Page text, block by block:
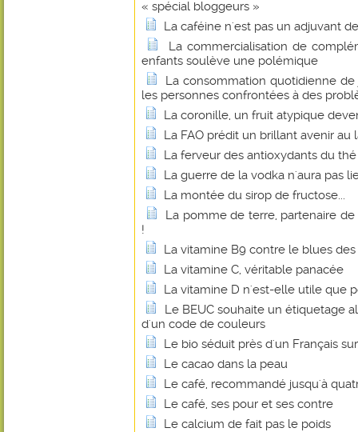
« spécial bloggeurs »
La caféine n'est pas un adjuvant
La commercialisation de
enfants soulève une polémique
La consommation quotidienne
les personnes confrontées à des
La coronille, un fruit atypique
La FAO prédit un brillant avenir au
La ferveur des antioxydants du thé
La guerre de la vodka n'aura pas
La montée du sirop de fructose...
La pomme de terre, partenaire
!
La vitamine B9 contre le blues
La vitamine C, véritable panacée
La vitamine D n'est-elle utile que
Le BEUC souhaite un étiquetage
d'un code de couleurs
Le bio séduit près d'un Français
Le cacao dans la peau
Le café, recommandé jusqu'à
Le café, ses pour et ses contre
Le calcium de fait pas le poids